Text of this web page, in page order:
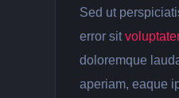
Sed ut
error sit
doloremque
aperiam, eaque